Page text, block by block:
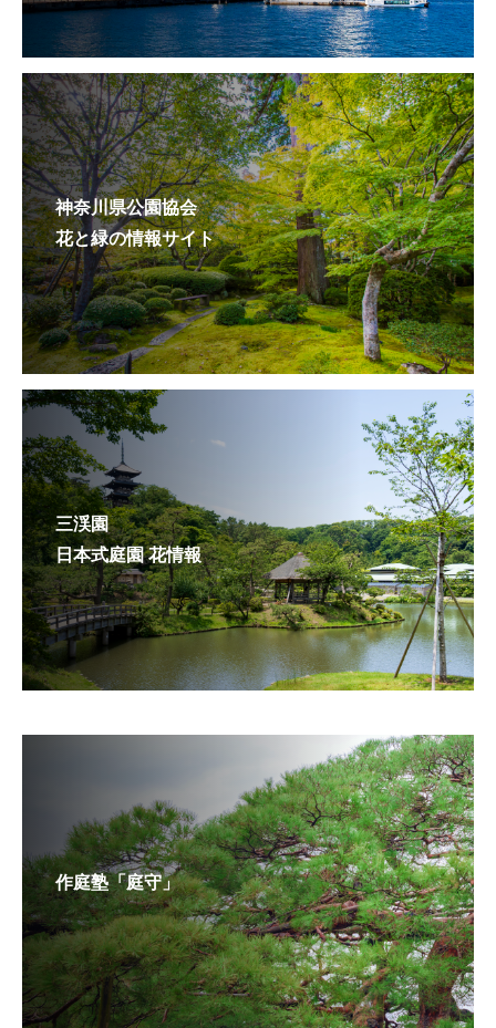
神奈川県公園協会
花と緑の情報サイト
三渓園
日本式庭園 花情報
作庭塾「庭守」